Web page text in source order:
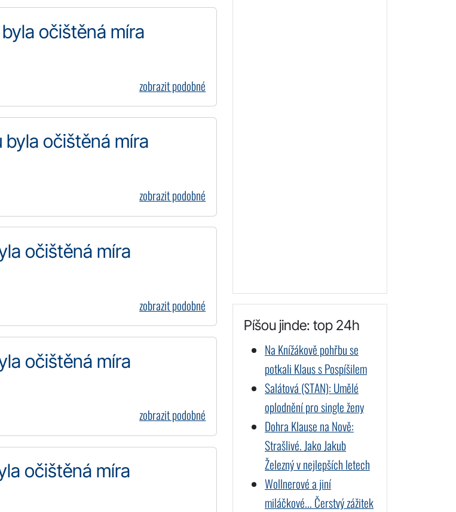
očištěná míra
zobrazit podobné
očištěná míra
zobrazit podobné
očištěná míra
zobrazit podobné
očištěná míra
zobrazit podobné
očištěná míra
Píšou jinde: top 24h
Na Knížákově pohřbu se
potkali Klaus s Pospíšilem
Salátová (STAN): Umělé
oplodnění pro single ženy
Dohra Klause na Nově:
Strašlivé. Jako Jakub
Železný v nejlepších letech
Wollnerové a jiní
miláčkové... Čerstvý zážitek